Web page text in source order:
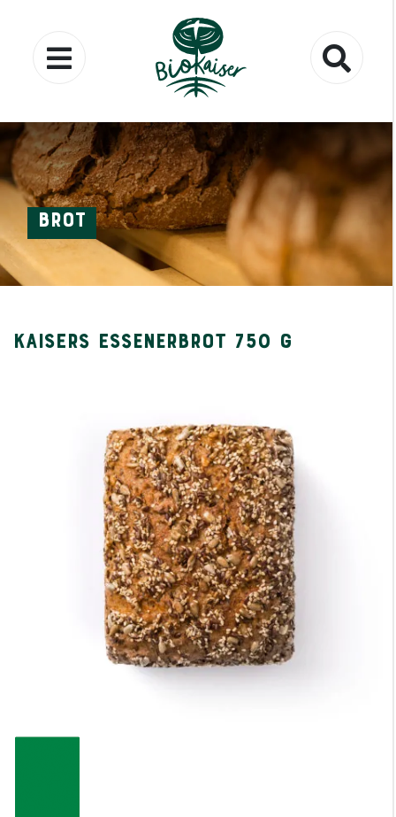
Brot
Kaisers Essenerbrot 750 g